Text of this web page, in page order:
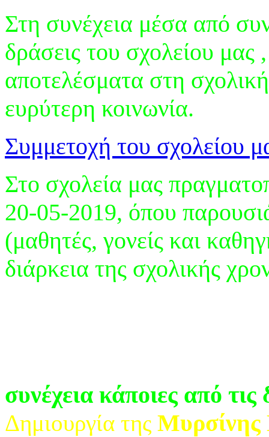
Στη συνέχεια μέσα από
δράσεις του σχολείου
αποτελέσματα στη
ευρύτερη κοινωνία.
Συμμετοχή του σχολείου
Στο σχολεία μας
20-05-2019, όπου
(μαθητές, γονείς και
διάρκεια της σχολικής
συνέχεια κάποιες από τις
Δημιουργία της Μυρσίνης